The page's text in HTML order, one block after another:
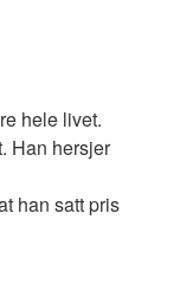
hele livet.
Han hersjer
han satt pris